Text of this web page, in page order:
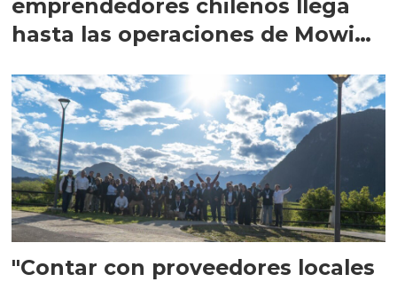
emprendedores chilenos llega
hasta las operaciones de Mowi
"Contar con proveedores locales